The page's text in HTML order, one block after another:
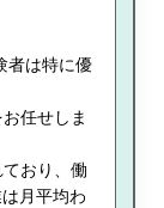
者は特に優
任せしま
おり、働
月平均わ